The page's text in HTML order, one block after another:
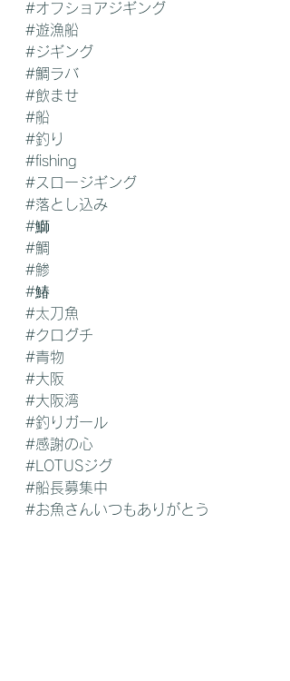
#オフショアジギング
#遊漁船
#ジギング
#鯛ラバ
#飲ませ
#船
#釣り
#fishing
#スロージギング
#落とし込み
#鰤
#鯛
#鯵
#鰆
#太刀魚
#クログチ
#青物
#大阪
#大阪湾
#釣りガール
#感謝の心
#LOTUSジグ
#船長募集中
#お魚さんいつもありがとう